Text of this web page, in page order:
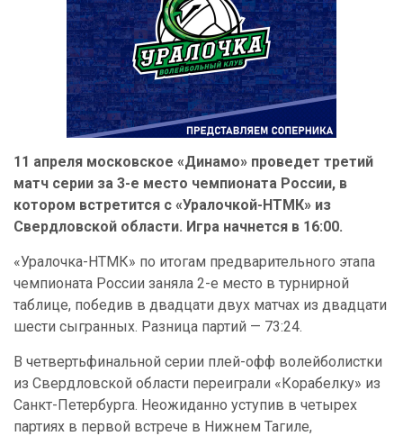
11 апреля московское «Динамо» проведет третий
матч серии за 3-е место чемпионата России, в
котором встретится с «Уралочкой-НТМК» из
Свердловской области. Игра начнется в 16:00.
«Уралочка-НТМК» по итогам предварительного этапа
чемпионата России заняла 2-е место в турнирной
таблице, победив в двадцати двух матчах из двадцати
шести сыгранных. Разница партий — 73:24.
В четвертьфинальной серии плей-офф волейболистки
из Свердловской области переиграли «Корабелку» из
Санкт-Петербурга. Неожиданно уступив в четырех
партиях в первой встрече в Нижнем Тагиле,